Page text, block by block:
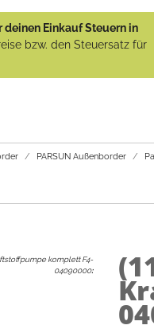
Einkauf Steuern in
bzw. den Steuersatz für
PARSUN Außenborder
komplett F4-
04090000: